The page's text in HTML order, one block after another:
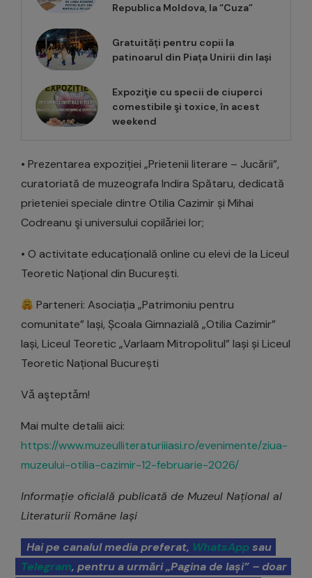
Republica Moldova, la “Cuza”
Gratuități pentru copii la
patinoarul din Piața Unirii din Iași
Expoziţie cu specii de ciuperci
comestibile şi toxice, în acest
weekend
• Prezentarea expoziției „Prietenii literare – Jucării”,
curatoriată de muzeografa Indira Spătaru, dedicată
prieteniei speciale dintre Otilia Cazimir și Mihai
Codreanu şi universului copilǎriei lor;
• O activitate educațională online cu elevi de la Liceul
Teoretic Național din București.
Parteneri: Asociația „Patrimoniu pentru
comunitate” Iași, Școala Gimnazială „Otilia Cazimir”
Iași, Liceul Teoretic „Varlaam Mitropolitul” Iași și Liceul
Teoretic Național București
Vǎ aşteptǎm!
Mai multe detalii aici:
https://www.muzeulliteraturiiiasi.ro/evenimente/ziua-
muzeului-otilia-cazimir-12-februarie-2026/
Informație oficială publicată de Muzeul Național al
Literaturii Române Iași
Hai pe canalul media preferat, WhatsAppsau
Telegram, pentru a urmări „Pagina de Iași” – doar